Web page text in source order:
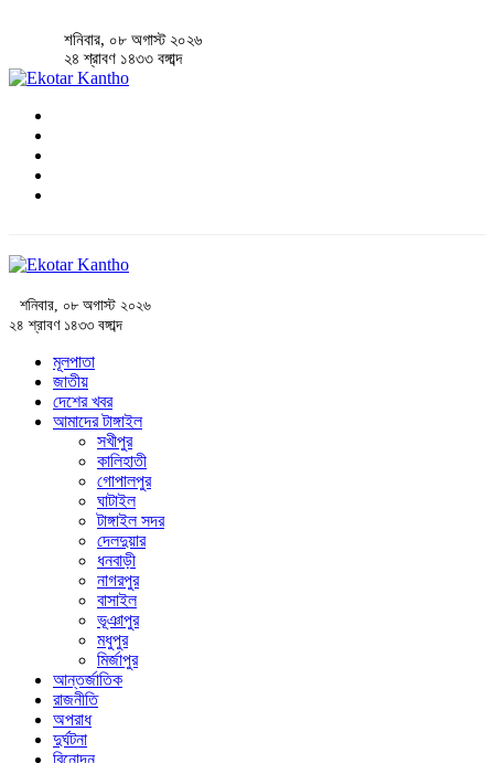
শনিবার, ০৮ অগাস্ট ২০২৬
২৪ শ্রাবণ ১৪৩৩ বঙ্গাব্দ
শনিবার, ০৮ অগাস্ট ২০২৬
২৪ শ্রাবণ ১৪৩৩ বঙ্গাব্দ
মূলপাতা
জাতীয়
দেশের খবর
আমাদের টাঙ্গাইল
সখীপুর
কালিহাতী
গোপালপুর
ঘাটাইল
টাঙ্গাইল সদর
দেলদুয়ার
ধনবাড়ী
নাগরপুর
বাসাইল
ভূঞাপুর
মধুপুর
মির্জাপুর
আন্তর্জাতিক
রাজনীতি
অপরাধ
দুর্ঘটনা
বিনোদন